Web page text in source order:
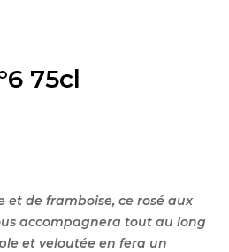
75cl
et de framboise, ce rosé aux
accompagnera tout au long
et veloutée en fera un